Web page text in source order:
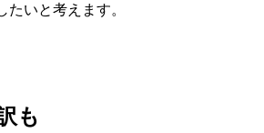
たいと考えます。
も